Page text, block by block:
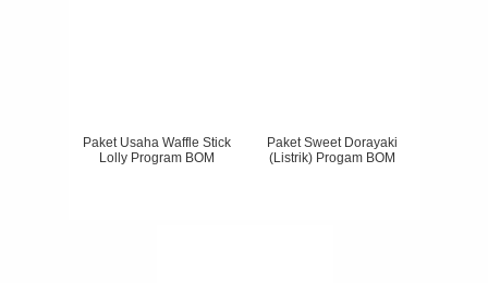
Paket Usaha Waffle Stick
Lolly Program BOM
Paket Sweet Dorayaki
(Listrik) Progam BOM